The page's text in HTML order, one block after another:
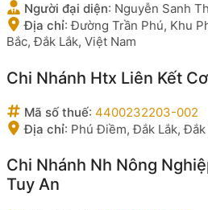
Người đại diện: Nguyễn Sanh
Địa chỉ:Đường Trần Phú, Khu
Bắc, Đắk Lắk, Việt Nam
Chi Nhánh Htx Liên Kết
Mã số thuế: 4400232203-002
Địa chỉ: Phú Điềm, Đắk Lắk, Đắk
Chi Nhánh Nh Nông
Tuy An